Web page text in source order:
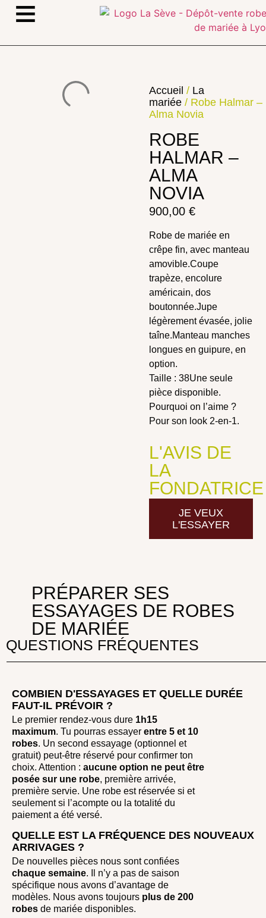
≡
Accueil / La
mariée/ Robe Halmar –
Alma Novia
ROBE
HALMAR –
ALMA
NOVIA
900,00 €
Robe de mariée en
crêpe fin, avec manteau
amovible.Coupe
trapèze, encolure
américain, dos
boutonnée.Jupe
légèrement évasée, jolie
taîne.Manteau manches
longues en guipure, en
option.
Taille : 38Une seule
pièce disponible.
Pourquoi on l’aime ?
Pour son look 2-en-1.
L'AVIS DE
LA
FONDATRICE
JE VEUX
L'ESSAYER
PRÉPARER SES
ESSAYAGES DE ROBES
DE MARIÉE
QUESTIONS FRÉQUENTES
COMBIEN D'ESSAYAGES ET QUELLE DURÉE
FAUT-IL PRÉVOIR ?
Le premier rendez-vous dure 1h15
maximum. Tu pourras essayer entre 5 et 10
robes. Un second essayage (optionnel et
gratuit) peut-être réservé pour confirmer ton
choix. Attention : aucune option ne peut être
posée sur une robe, première arrivée,
première servie. Une robe est réservée si et
seulement si l’acompte ou la totalité du
paiement a été versé.
QUELLE EST LA FRÉQUENCE DES NOUVEAUX
ARRIVAGES ?
De nouvelles pièces nous sont confiées
chaque semaine. Il n’y a pas de saison
spécifique nous avons d’avantage de
modèles. Nous avons toujours plus de 200
robes de mariée disponibles.